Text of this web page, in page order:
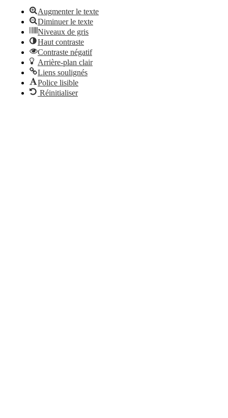
Augmenter le texte
Diminuer le texte
Niveaux de gris
Haut contraste
Contraste négatif
Arrière-plan clair
Liens soulignés
Police lisible
Réinitialiser